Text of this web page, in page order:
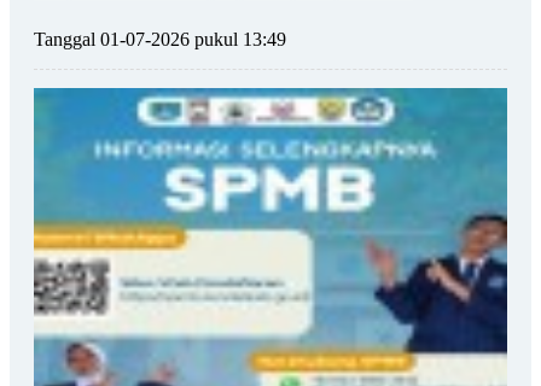
Tanggal 01-07-2026 pukul 13:49